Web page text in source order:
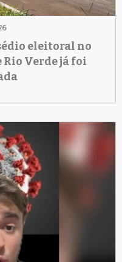
eleitoral no
Verde já foi